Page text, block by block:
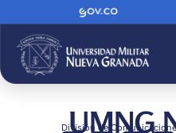
UMNG
División de